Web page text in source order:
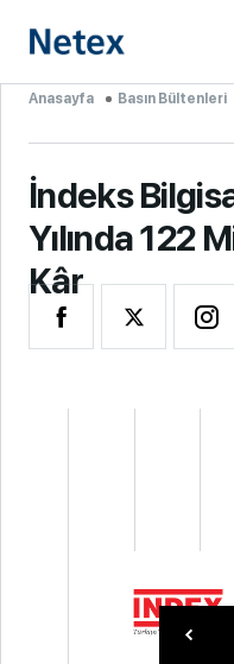
Anasayfa Basın Bültenleri
İndeks
Yılında 122
Kâr